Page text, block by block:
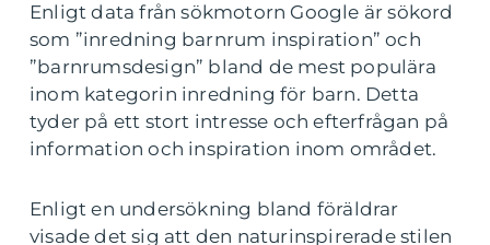
Enligt data från sökmotorn Google är sökord
som ”inredning barnrum inspiration” och
”barnrumsdesign” bland de mest populära
inom kategorin inredning för barn. Detta
tyder på ett stort intresse och efterfrågan på
information och inspiration inom området.
Enligt en undersökning bland föräldrar
visade det sig att den naturinspirerade stilen